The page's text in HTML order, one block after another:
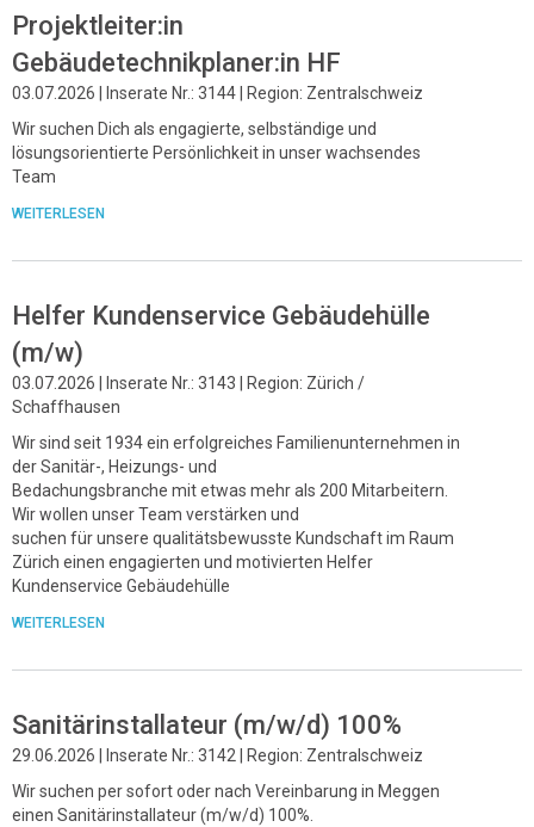
Projektleiter:in
Gebäudetechnikplaner:in HF
03.07.2026 | Inserate Nr.: 3144 | Region: Zentralschweiz
Wir suchen Dich als engagierte, selbständige und
lösungsorientierte Persönlichkeit in unser wachsendes
Team
WEITERLESEN
Helfer Kundenservice Gebäudehülle
(m/w)
03.07.2026 | Inserate Nr.: 3143 | Region: Zürich /
Schaffhausen
Wir sind seit 1934 ein erfolgreiches Familienunternehmen in
der Sanitär-, Heizungs- und
Bedachungsbranche mit etwas mehr als 200 Mitarbeitern.
Wir wollen unser Team verstärken und
suchen für unsere qualitätsbewusste Kundschaft im Raum
Zürich einen engagierten und motivierten Helfer
Kundenservice Gebäudehülle
WEITERLESEN
Sanitärinstallateur (m/w/d) 100%
29.06.2026 | Inserate Nr.: 3142 | Region: Zentralschweiz
Wir suchen per sofort oder nach Vereinbarung in Meggen
einen Sanitärinstallateur (m/w/d) 100%.